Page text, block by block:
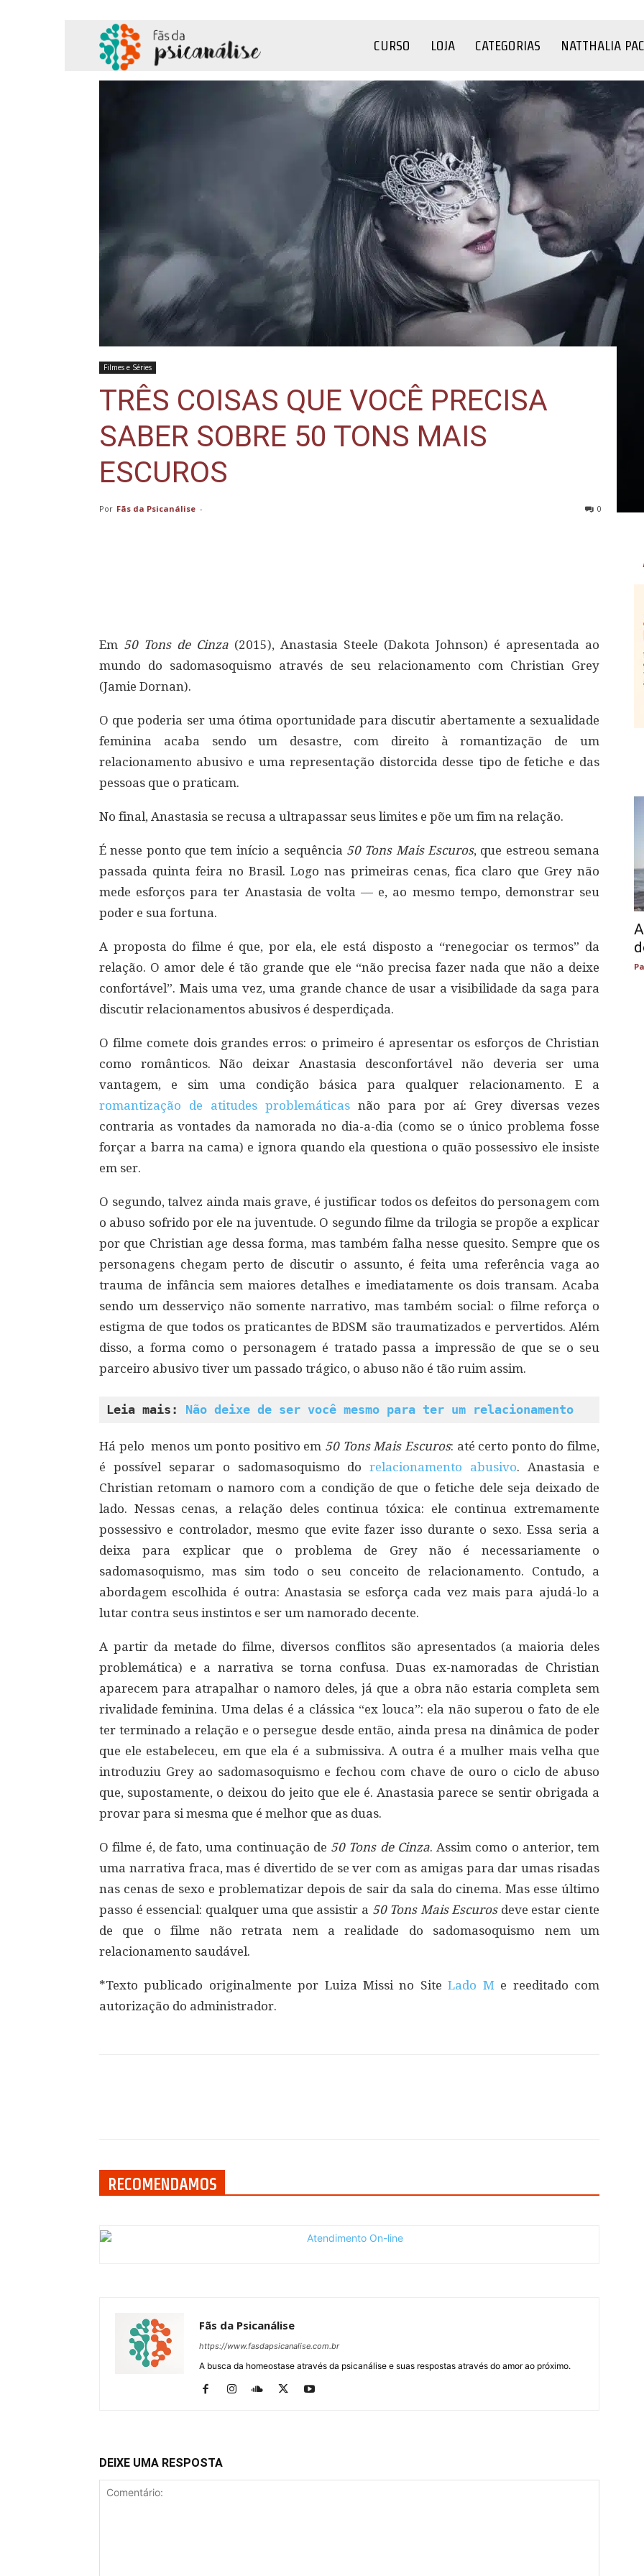
CURSO LOJA CATEGORIAS NATTHALIA
Filmes e Séries
TRÊS COISAS QUE VOCÊ PRECISA
SABER SOBRE 50 TONS MAIS
ESCUROS
Por Fãs da Psicanálise - 0
Em 50 Tons de Cinza (2015), Anastasia Steele (Dakota Johnson) é apresentada ao
mundo do sadomasoquismo através de seu relacionamento com Christian Grey
(Jamie Dornan).
O que poderia ser uma ótima oportunidade para discutir abertamente a sexualidade
feminina acaba sendo um desastre, com direito à romantização de um
relacionamento abusivo e uma representação distorcida desse tipo de fetiche e das
pessoas que o praticam.
No final, Anastasia se recusa a ultrapassar seus limites e põe um fim na relação.
É nesse ponto que tem início a sequência 50 Tons Mais Escuros, que estreou semana
passada quinta feira no Brasil. Logo nas primeiras cenas, fica claro que Grey não
mede esforços para ter Anastasia de volta — e, ao mesmo tempo, demonstrar seu
poder e sua fortuna.
A proposta do filme é que, por ela, ele está disposto a “renegociar os termos” da
relação. O amor dele é tão grande que ele “não precisa fazer nada que não a deixe
confortável”. Mais uma vez, uma grande chance de usar a visibilidade da saga para
discutir relacionamentos abusivos é desperdiçada.
O filme comete dois grandes erros: o primeiro é apresentar os esforços de Christian
como românticos. Não deixar Anastasia desconfortável não deveria ser uma
vantagem, e sim uma condição básica para qualquer relacionamento. E a
romantização de atitudes problemáticas não para por aí: Grey diversas vezes
contraria as vontades da namorada no dia-a-dia (como se o único problema fosse
forçar a barra na cama) e ignora quando ela questiona o quão possessivo ele insiste
em ser.
O segundo, talvez ainda mais grave, é justificar todos os defeitos do personagem com
o abuso sofrido por ele na juventude. O segundo filme da trilogia se propõe a explicar
por que Christian age dessa forma, mas também falha nesse quesito. Sempre que os
personagens chegam perto de discutir o assunto, é feita uma referência vaga ao
trauma de infância sem maiores detalhes e imediatamente os dois transam. Acaba
sendo um desserviço não somente narrativo, mas também social: o filme reforça o
estigma de que todos os praticantes de BDSM são traumatizados e pervertidos. Além
disso, a forma como o personagem é tratado passa a impressão de que se o seu
parceiro abusivo tiver um passado trágico, o abuso não é tão ruim assim.
Leia mais: Não deixe de ser você mesmo para ter um relacionamento
Há pelo menos um ponto positivo em 50 Tons Mais Escuros: até certo ponto do filme,
é possível separar o sadomasoquismo dorelacionamento abusivo. Anastasia e
Christian retomam o namoro com a condição de que o fetiche dele seja deixado de
lado. Nessas cenas, a relação deles continua tóxica: ele continua extremamente
possessivo e controlador, mesmo que evite fazer isso durante o sexo. Essa seria a
deixa para explicar que o problema de Grey não é necessariamente o
sadomasoquismo, mas sim todo o seu conceito de relacionamento. Contudo, a
abordagem escolhida é outra: Anastasia se esforça cada vez mais para ajudá-lo a
lutar contra seus instintos e ser um namorado decente.
A partir da metade do filme, diversos conflitos são apresentados (a maioria deles
problemática) e a narrativa se torna confusa. Duas ex-namoradas de Christian
aparecem para atrapalhar o namoro deles, já que a obra não estaria completa sem
rivalidade feminina. Uma delas é a clássica “ex louca”: ela não superou o fato de ele
ter terminado a relação e o persegue desde então, ainda presa na dinâmica de poder
que ele estabeleceu, em que ela é a submissiva. A outra é a mulher mais velha que
introduziu Grey ao sadomasoquismo e fechou com chave de ouro o ciclo de abuso
que, supostamente, o deixou do jeito que ele é. Anastasia parece se sentir obrigada a
provar para si mesma que é melhor que as duas.
O filme é, de fato, uma continuação de 50 Tons de Cinza. Assim como o anterior, tem
uma narrativa fraca, mas é divertido de se ver com as amigas para dar umas risadas
nas cenas de sexo e problematizar depois de sair da sala do cinema. Mas esse último
passo é essencial: qualquer uma que assistir a 50 Tons Mais Escuros deve estar ciente
de que o filme não retrata nem a realidade do sadomasoquismo nem um
relacionamento saudável.
*Texto publicado originalmente por Luiza Missi no SiteLado Me reeditado com
autorização do administrador.
RECOMENDAMOS
Fãs da Psicanálise
https://www.fasdapsicanalise.com.br
A busca da homeostase através da psicanálise e suas respostas através do amor ao próximo.
DEIXE UMA RESPOSTA